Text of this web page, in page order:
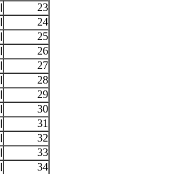
23
24
25
26
27
28
29
30
31
32
33
34